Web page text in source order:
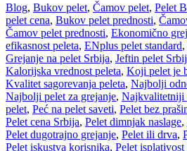
Blog, Bukov pelet, Čamov pelet, Pelet
pelet cena, Bukov pelet prednosti,
Čamov pelet prednosti, Ekonomično
efikasnost peleta, ENplus pelet standard,
Grejanje na pelet Srbija, Jeftin pelet
Kalorijska vrednost peleta, Koji pelet je
Kvalitet sagorevanja peleta, Najbolji
Najbolji pelet za grejanje, Najkvalitetniji
pelet, Peć na pelet saveti, Pelet bez
Pelet cena Srbija, Pelet dimnjak naslage,
Pelet dugotrajno grejanje, Pelet ili drva,
Pelet iskustva korisnika, Pelet isplativost